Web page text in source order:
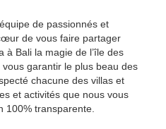
de passionnés et
de vous faire partager
à Bali la magie de l’île des
garantir le plus beau des
chacune des villas et
et activités que nous vous
100% transparente.